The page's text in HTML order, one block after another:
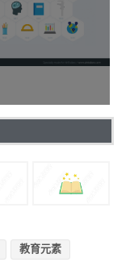
教育元素